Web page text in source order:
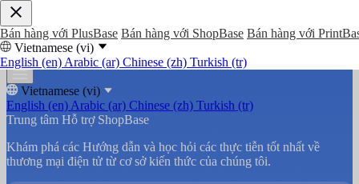
Bán hàng với PlusBase Bán hàng với ShopBase Bán hàng với
Vietnamese (vi)
English (en) Arabic (ar) Chinese (zh) Turkish (tr)
Vietnamese (vi)
English (en) Arabic (ar) Chinese (zh) Turkish (tr)
Trung tâm Hỗ trợ ShopBase
Khám phá các Hướng dẫn và học hỏi các thực tiễn tốt nhất về
thương mại điện tử từ cơ sở kiến thức của chúng tôi.